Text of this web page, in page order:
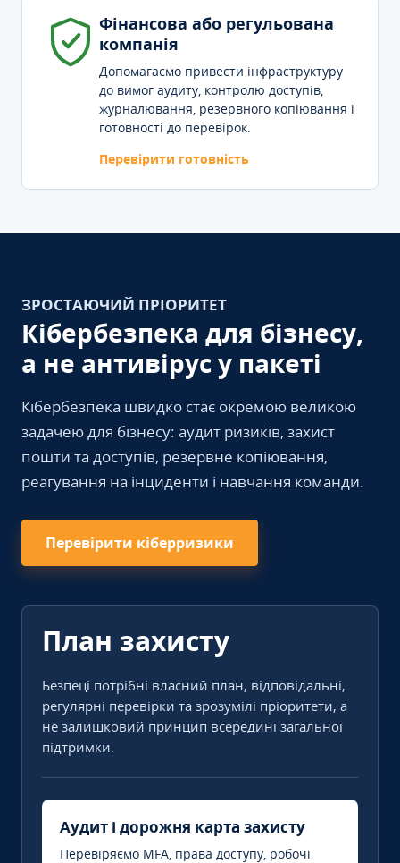
Фінансова або регульована
компанія
Допомагаємо привести інфраструктуру
до вимог аудиту, контролю доступів,
журналювання, резервного копіювання і
готовності до перевірок.
Перевірити готовність
ЗРОСТАЮЧИЙ ПРІОРИТЕТ
Кібербезпека для бізнесу,
а не антивірус у пакеті
Кібербезпека швидко стає окремою великою
задачею для бізнесу: аудит ризиків, захист
пошти та доступів, резервне копіювання,
реагування на інциденти і навчання команди.
Перевірити кіберризики
План захисту
Безпеці потрібні власний план, відповідальні,
регулярні перевірки та зрозумілі пріоритети, а
не залишковий принцип всередині загальної
підтримки.
Аудит і дорожня карта захисту
Перевіряємо MFA, права доступу, робочі